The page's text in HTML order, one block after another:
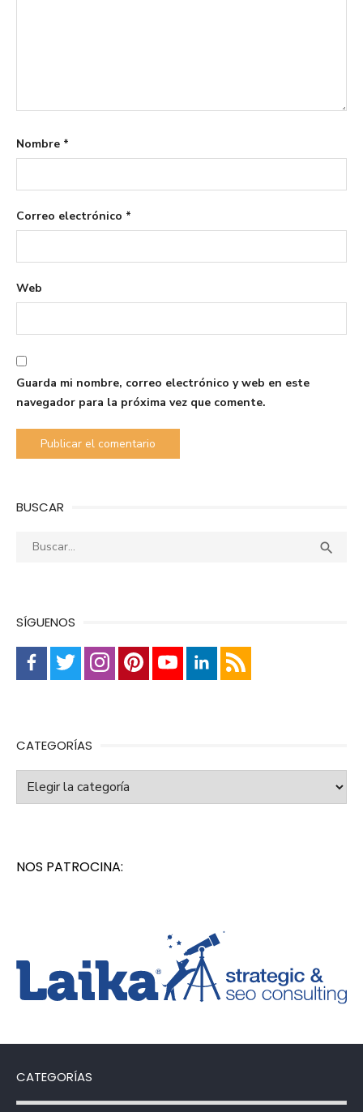
Nombre *
Correo electrónico *
Web
Guarda mi nombre, correo electrónico y web en este
navegador para la próxima vez que comente.
BUSCAR
Buscar: 
SÍGUENOS
CATEGORÍAS
Categorías
NOS PATROCINA:
CATEGORÍAS